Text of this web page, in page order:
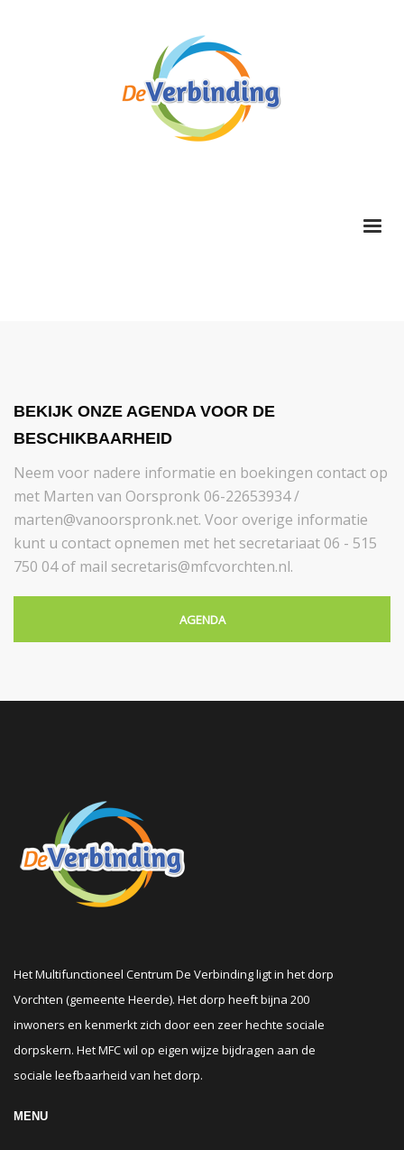
BEKIJK ONZE AGENDA VOOR DE
BESCHIKBAARHEID
Neem voor nadere informatie en boekingen contact op
met Marten van Oorspronk 06-22653934 /
marten@vanoorspronk.net. Voor overige informatie
kunt u contact opnemen met het secretariaat 06 - 515
750 04 of mail secretaris@mfcvorchten.nl.
AGENDA
Het Multifunctioneel Centrum De Verbinding ligt in het dorp
Vorchten (gemeente Heerde). Het dorp heeft bijna 200
inwoners en kenmerkt zich door een zeer hechte sociale
dorpskern. Het MFC wil op eigen wijze bijdragen aan de
sociale leefbaarheid van het dorp.
MENU